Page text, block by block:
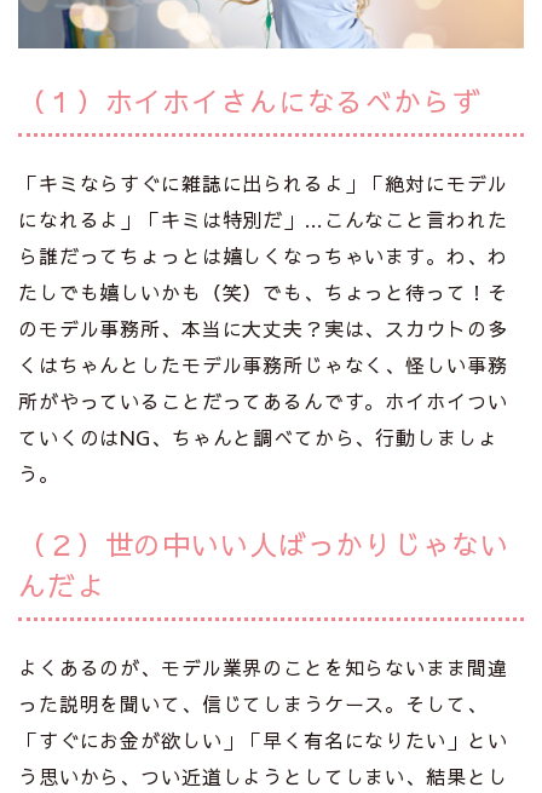
（１）ホイホイさんになるべからず
「キミならすぐに雑誌に出られるよ」「絶対にモデル
になれるよ」「キミは特別だ」…こんなこと言われた
ら誰だってちょっとは嬉しくなっちゃいます。わ、わ
たしでも嬉しいかも（笑）でも、ちょっと待って！そ
のモデル事務所、本当に大丈夫？実は、スカウトの多
くはちゃんとしたモデル事務所じゃなく、怪しい事務
所がやっていることだってあるんです。ホイホイつい
ていくのはNG、ちゃんと調べてから、行動しましょ
う。
（２）世の中いい人ばっかりじゃない
んだよ
よくあるのが、モデル業界のことを知らないまま間違
った説明を聞いて、信じてしまうケース。そして、
「すぐにお金が欲しい」「早く有名になりたい」とい
う思いから、つい近道しようとしてしまい、結果とし